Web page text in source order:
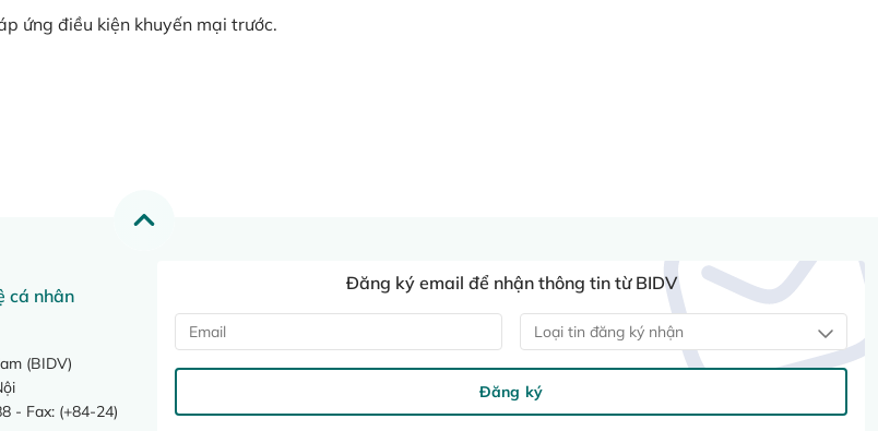
ứng điều kiện khuyến mại trước.
cá nhân
(BIDV)
- Fax: (+84-24)
Đăng ký email để nhận thông tin từ BIDV
Loại tin đăng ký nhận
Đăng ký